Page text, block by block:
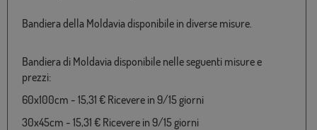
Bandiera della Moldavia disponibile in diverse misure.
Bandiera di Moldavia disponibile nelle seguenti misure e
prezzi:
60x100cm - 15,31 € Ricevere in 9/15 giorni
30x45cm - 15,31 € Ricevere in 9/15 giorni